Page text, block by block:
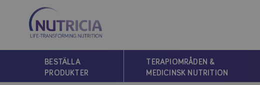
Nutricia
Nutricia
BESTÄLLA
PRODUKTER
TERAPIOMRÅDEN &
MEDICINSK NUTRITION